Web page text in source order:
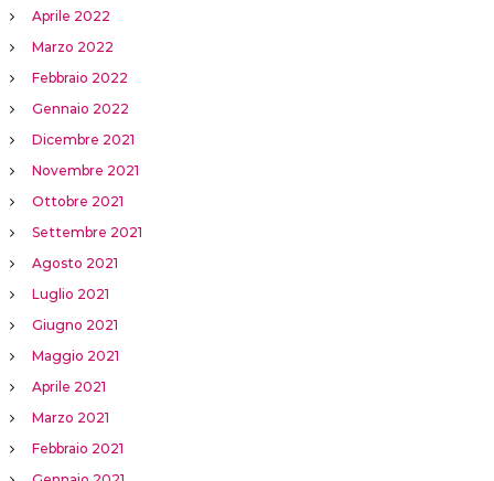
Aprile 2022
Marzo 2022
Febbraio 2022
Gennaio 2022
Dicembre 2021
Novembre 2021
Ottobre 2021
Settembre 2021
Agosto 2021
Luglio 2021
Giugno 2021
Maggio 2021
Aprile 2021
Marzo 2021
Febbraio 2021